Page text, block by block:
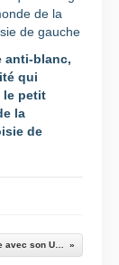
anti-blanc,
qui
le petit
la
de